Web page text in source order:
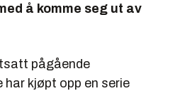
å komme seg ut av
pågående
har kjøpt opp en serie